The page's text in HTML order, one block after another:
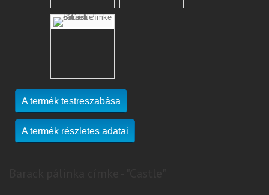
A termék testreszabása
A termék részletes adatai